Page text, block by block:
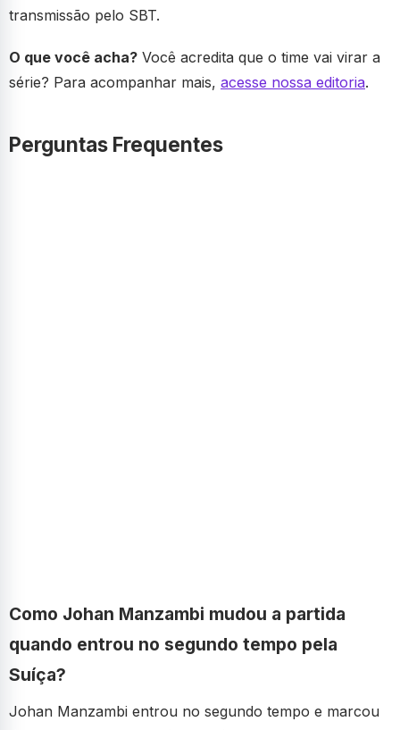
transmissão pelo SBT.
O que você acha? Você acredita que o time vai virar a
série? Para acompanhar mais, acesse nossa editoria.
Perguntas Frequentes
Como Johan Manzambi mudou a partida
quando entrou no segundo tempo pela
Suíça?
Johan Manzambi entrou no segundo tempo e marcou